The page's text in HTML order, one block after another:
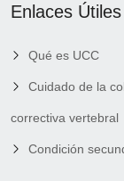
Enlaces Útiles
Qué es UCC
Cuidado de la
correctiva vertebral
Condición